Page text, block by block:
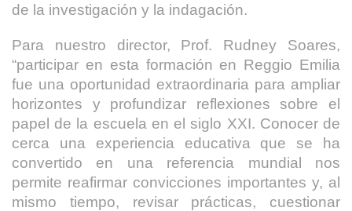
de la investigación y la indagación.
Para nuestro director, Prof. Rudney Soares,
“participar en esta formación en Reggio Emilia
fue una oportunidad extraordinaria para ampliar
horizontes y profundizar reflexiones sobre el
papel de la escuela en el siglo XXI. Conocer de
cerca una experiencia educativa que se ha
convertido en una referencia mundial nos
permite reafirmar convicciones importantes y, al
mismo tiempo, revisar prácticas, cuestionar